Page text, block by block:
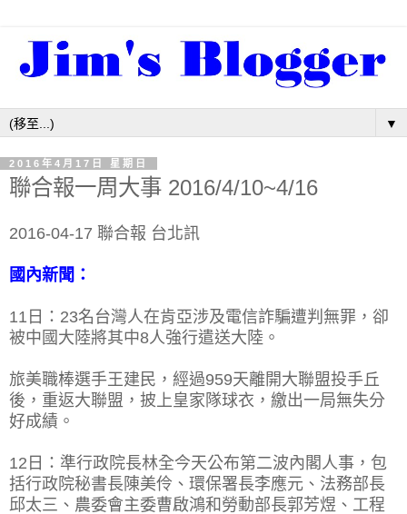
▼
2016年4月17日 星期日
聯合報一周大事 2016/4/10~4/16
2016-04-17 聯合報 台北訊
國內新聞：
11日：23名台灣人在肯亞涉及電信詐騙遭判無罪，卻
被中國大陸將其中8人強行遣送大陸。
旅美職棒選手王建民，經過959天離開大聯盟投手丘
後，重返大聯盟，披上皇家隊球衣，繳出一局無失分
好成績。
12日：準行政院長林全今天公布第二波內閣人事，包
括行政院秘書長陳美伶、環保署長李應元、法務部長
邱太三、農委會主委曹啟鴻和勞動部長郭芳煜、工程